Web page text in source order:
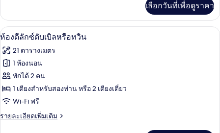
Rooms
เกี่ยว
กับ
Two
Double
Rooms
เลือกวันที่เพื่อดูราคา
เปิด
ภาพถ่าย
ทั้งหมด
ของ
ห้อง
ดี
ลัก
ห้องดีลักซ์ดับเบิลหรือทวิน | เครื่องนอ
5
ห้องดีลักซ์ดับเบิลหรือทวิน
21 ตารางเมตร
1 ห้องนอน
พักได้ 2 คน
1 เตียงสำหรับสองท่าน หรือ 2 เตียงเดี่ยว
Wi-Fi ฟรี
รายละเอียดเพิ่มเติม
ราย